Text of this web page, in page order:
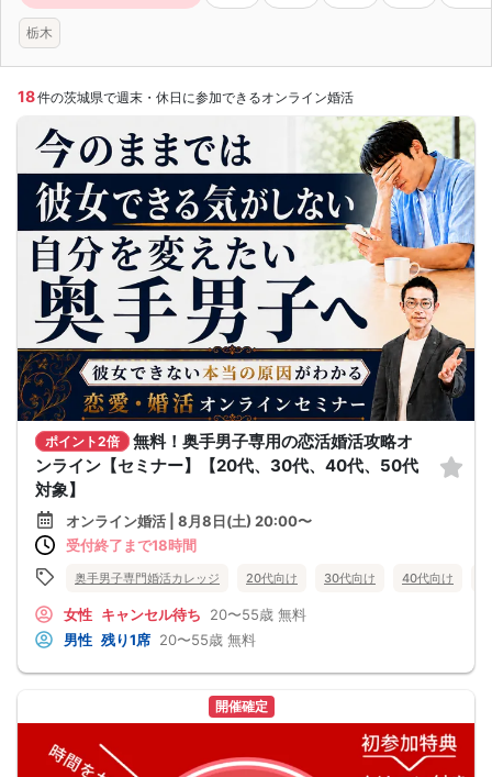
栃木
18件の茨城県で週末・休日に参加できるオンライン婚活
ポイント2倍
無料！奥手男子専用の恋活婚活攻略オ
ンライン【セミナー】【20代、30代、40代、50代
対象】
オンライン婚活 | 8月8日(土) 20:00〜
受付終了まで18時間
奥手男子専門婚活カレッジ 20代向け 30代向け 40代向け
女性 キャンセル待ち 20〜55歳 無料
男性 残り1席 20〜55歳 無料
開催確定